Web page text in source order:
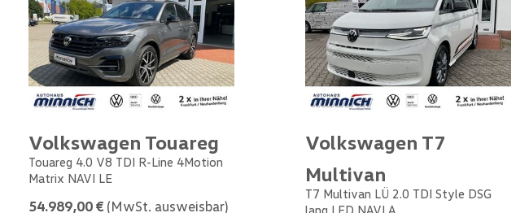
Volkswagen Touareg
Touareg 4.0 V8 TDI R-Line 4Motion
Matrix NAVI LE
54.989,00 € (MwSt. ausweisbar)
Volkswagen T7
Multivan
T7 Multivan LÜ 2.0 TDI Style DSG
lang LED NAVI A